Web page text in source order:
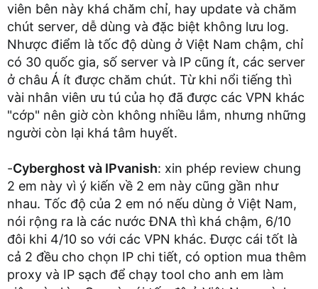
viên bên này khá chăm chỉ, hay update và chăm
chút server, dễ dùng và đặc biệt không lưu log.
Nhược điểm là tốc độ dùng ở Việt Nam chậm, chỉ
có 30 quốc gia, số server và IP cũng ít, các server
ở châu Á ít được chăm chút. Từ khi nổi tiếng thì
vài nhân viên ưu tú của họ đã được các VPN khác
"cớp" nên giờ còn không nhiều lắm, nhưng những
người còn lại khá tâm huyết.
-Cyberghost và IPvanish: xin phép review chung
2 em này vì ý kiến về 2 em này cũng gần như
nhau. Tốc độ của 2 em nó nếu dùng ở Việt Nam,
nói rộng ra là các nước ĐNA thì khá chậm, 6/10
đôi khi 4/10 so với các VPN khác. Được cái tốt là
cả 2 đều cho chọn IP chi tiết, có option mua thêm
proxy và IP sạch để chạy tool cho anh em làm